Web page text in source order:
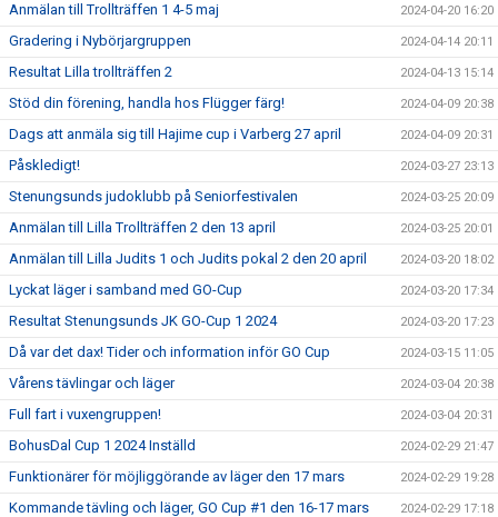
Anmälan till Trollträffen 1 4-5 maj 2024-04-20 16:20
Gradering i Nybörjargruppen 2024-04-14 20:11
Resultat Lilla trollträffen 2 2024-04-13 15:14
Stöd din förening, handla hos Flügger färg! 2024-04-09 20:38
Dags att anmäla sig till Hajime cup i Varberg 27 april 2024-04-09 20:31
Påskledigt! 2024-03-27 23:13
Stenungsunds judoklubb på Seniorfestivalen 2024-03-25 20:09
Anmälan till Lilla Trollträffen 2 den 13 april 2024-03-25 20:01
Anmälan till Lilla Judits 1 och Judits pokal 2 den 20 april 2024-03-20 18:02
Lyckat läger i samband med GO-Cup 2024-03-20 17:34
Resultat Stenungsunds JK GO-Cup 1 2024 2024-03-20 17:23
Då var det dax! Tider och information inför GO Cup 2024-03-15 11:05
Vårens tävlingar och läger 2024-03-04 20:38
Full fart i vuxengruppen! 2024-03-04 20:31
BohusDal Cup 1 2024 Inställd 2024-02-29 21:47
Funktionärer för möjliggörande av läger den 17 mars 2024-02-29 19:28
Kommande tävling och läger, GO Cup #1 den 16-17 mars 2024-02-29 17:18